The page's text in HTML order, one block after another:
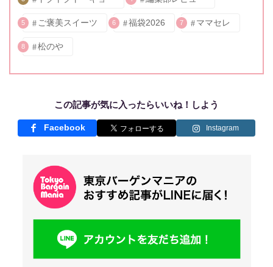
5 ご褒美スイーツ 6 福袋2026 7 ママセレ
8 松のや
この記事が気に入ったらいいね！しよう
Facebook Instagram